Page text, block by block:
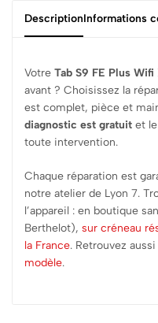
DescriptionInformations
Votre Tab S9 FE Plus Wifi
avant ? Choisissez la
est complet, pièce et
diagnostic est gratuit et
toute intervention.
Chaque réparation est
notre atelier de Lyon 7.
l’appareil : en boutique
Berthelot), sur créneau
la France. Retrouvez aussi
modèle.